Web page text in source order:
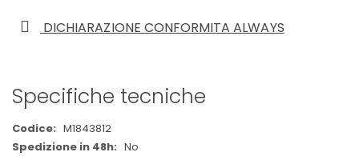
DICHIARAZIONE CONFORMITA ALWAYS
Specifiche tecniche
Maggiori
Informazioni
M1843812
No